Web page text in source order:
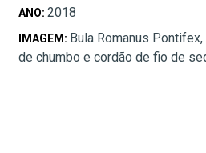
ANO: 2018
IMAGEM: Bula Romanus
de chumbo e cordão de fio de